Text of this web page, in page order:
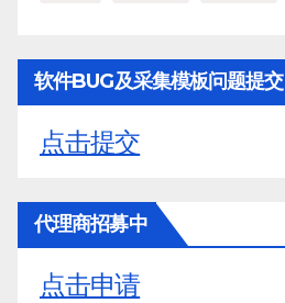
软件BUG及采集模板问题提交
点击提交
代理商招募中
点击申请